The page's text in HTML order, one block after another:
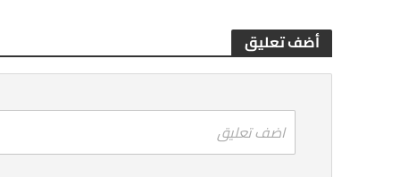
أضف تعليق
اضف تعليق